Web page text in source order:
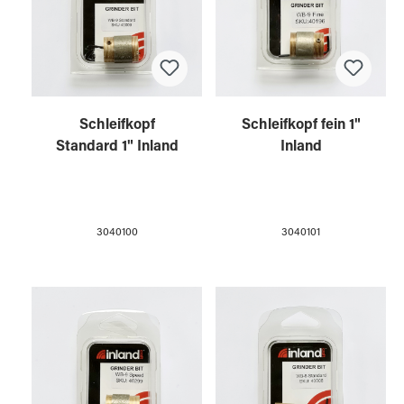
Schleifkopf
Standard 1" Inland
3040100
Schleifkopf fein 1"
Inland
3040101